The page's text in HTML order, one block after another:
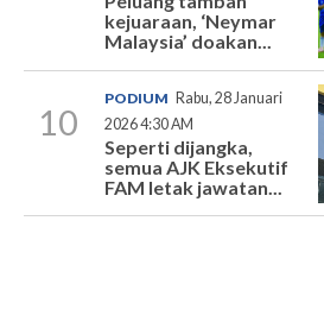
kejuaraan, ‘Neymar
Malaysia’ doakan...
10
PODIUM Rabu, 28 Januari
2026 4:30 AM
Seperti dijangka,
semua AJK Eksekutif
FAM letak jawatan...